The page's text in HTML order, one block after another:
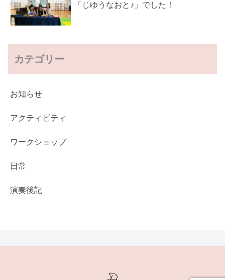
「じゆうなおと♪」でした！
カテゴリー
お知らせ
アクティビティ
ワークショップ
日常
演奏後記